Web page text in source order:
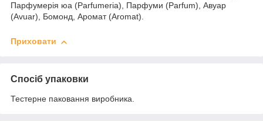
Парфумерія юа (Parfumeria), Парфуми (Parfum), Авуар
(Avuar), Бомонд, Аромат (Aromat).
Приховати
Спосіб упаковки
Тестерне паковання виробника.